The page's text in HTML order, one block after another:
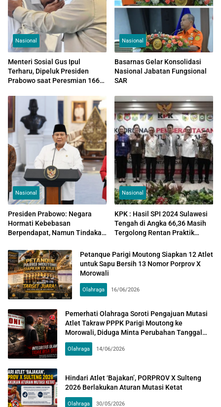
Nasional
Menteri Sosial Gus Ipul
Terharu, Dipeluk Presiden
Prabowo saat Peresmian 166
Nasional
Basarnas Gelar Konsolidasi
Nasional Jabatan Fungsional
SAR
Nasional
Presiden Prabowo: Negara
Hormati Kebebasan
Berpendapat, Namun Tindakan
Nasional
KPK : Hasil SPI 2024 Sulawesi
Tengah di Angka 66,36 Masih
Tergolong Rentan Praktik
Manajemen SDM
Petanque Parigi Moutong Siapkan 12 Atlet
untuk Sapu Bersih 13 Nomor Porprov X
Morowali
Olahraga 16/06/2026
Pemerhati Olahraga Soroti Pengajuan Mutasi
Atlet Takraw PPPK Parigi Moutong ke
Morowali, Diduga Minta Perubahan Tanggal
Surat
Olahraga 14/06/2026
Hindari Atlet ‘Bajakan’, PORPROV X Sulteng
2026 Berlakukan Aturan Mutasi Ketat
Olahraga 30/05/2026